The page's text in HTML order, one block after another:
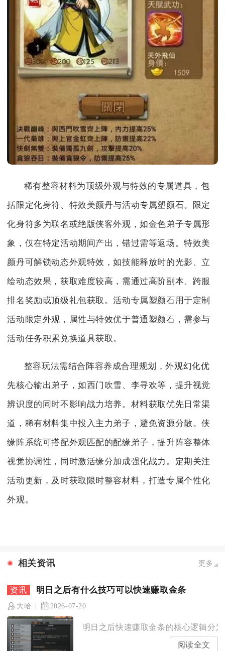
稀有整容材料为顶级外观与特效的专属道具，包
括限定化身符、特效美颜丹与活动专属塑颜石。限定
化身符多为联名或绝版侠客外观，如金色弟子专属形
象，仅在特定活动期间产出，错过需等返场。特效美
颜丹可解锁动态外观特效，如技能释放时的光影、立
绘动态效果，获取难度较高，需通过高阶副本、跨服
排名奖励或顶级礼包获取。活动专属塑颜石用于定制
活动限定外观，属性与特效优于普通塑颜石，需参与
活动任务积累兑换道具获取。
整容玩法需结合阵容养成合理规划，外观幻化优
先核心输出弟子，如西门吹雪、李寻欢等，提升视觉
辨识度的同时不影响战力培养。材料获取优先日常渠
道，稀有材料集中投入主力弟子，避免资源分散。侠
缘阵系统可搭配外观匹配的配缘弟子，提升阵容整体
视觉协调性，同时激活缘分加成强化战力。定期关注
活动更新，及时获取限时整容材料，打造专属个性化
外观。
相关资讯 更多
明日之后有什么技巧可以快速赚取金条
大哈 2026-07-20
明日之后快速赚取金条的核心逻辑分
阅读全文